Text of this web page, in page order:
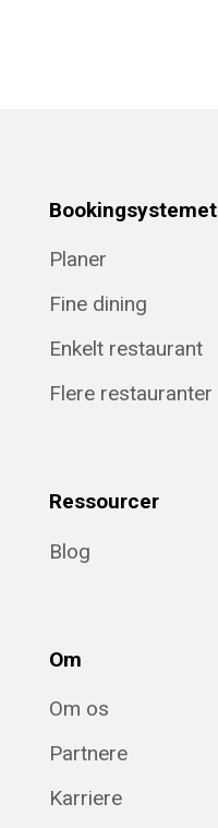
Bookingsystemet
Planer
Fine dining
Enkelt restaurant
Flere restauranter
Ressourcer
Blog
Om
Om os
Partnere
Karriere